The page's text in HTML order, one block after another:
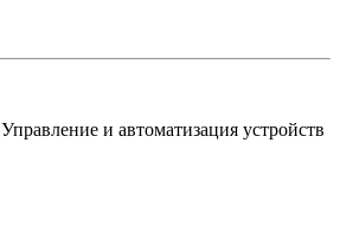
и автоматизация устройств